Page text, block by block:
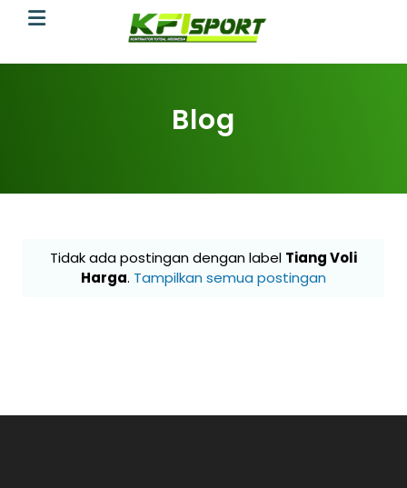
Blog
Tidak ada postingan dengan label Tiang Voli
Harga. Tampilkan semua postingan